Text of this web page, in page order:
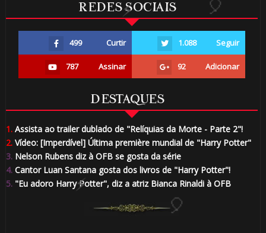
REDES SOCIAIS
499 Curtir 1.088 Seguir
787 Assinar 92 Adicionar
DESTAQUES
1.Assista ao trailer dublado de "Relíquias da Morte - Parte 2"!
2.Vídeo: [Imperdível] Última première mundial de "Harry Potter"
3.Nelson Rubens diz à OFB se gosta da série
4.Cantor Luan Santana gosta dos livros de "Harry Potter"!
5."Eu adoro Harry Potter", diz a atriz Bianca Rinaldi à OFB
🎂
🎂
🎈